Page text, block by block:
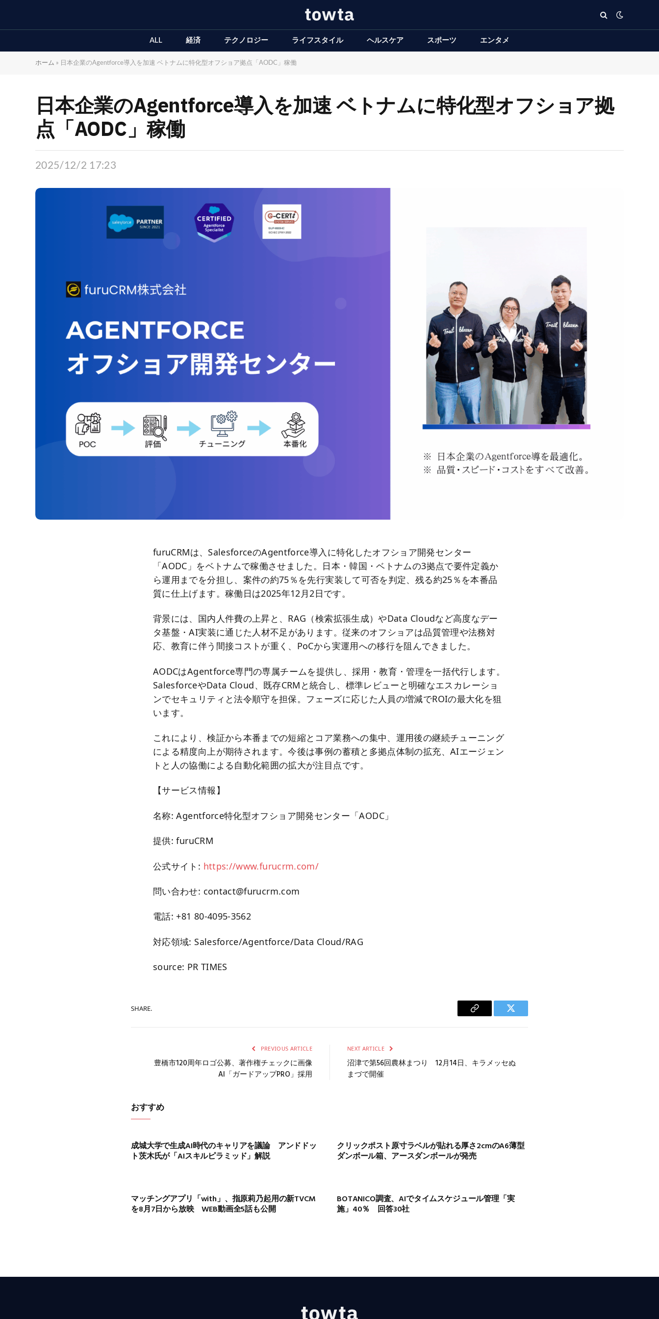
ALL 経済 テクノロジー ライフスタイル ヘルスケア スポーツ エンタメ
ホーム » 日本企業のAgentforce導入を加速 ベトナムに特化型オフショア拠点「AODC」稼働
日本企業のAgentforce導入を加速 ベトナムに特化型オフショア拠
点「AODC」稼働
2025/12/2 17:23
furuCRMは、SalesforceのAgentforce導入に特化したオフショア開発センター
「AODC」をベトナムで稼働させました。日本・韓国・ベトナムの3拠点で要件定義か
ら運用までを分担し、案件の約75％を先行実装して可否を判定、残る約25％を本番品
質に仕上げます。稼働日は2025年12月2日です。
背景には、国内人件費の上昇と、RAG（検索拡張生成）やData Cloudなど高度なデー
タ基盤・AI実装に通じた人材不足があります。従来のオフショアは品質管理や法務対
応、教育に伴う間接コストが重く、PoCから実運用への移行を阻んできました。
AODCはAgentforce専門の専属チームを提供し、採用・教育・管理を一括代行します。
SalesforceやData Cloud、既存CRMと統合し、標準レビューと明確なエスカレーショ
ンでセキュリティと法令順守を担保。フェーズに応じた人員の増減でROIの最大化を狙
います。
これにより、検証から本番までの短縮とコア業務への集中、運用後の継続チューニング
による精度向上が期待されます。今後は事例の蓄積と多拠点体制の拡充、AIエージェン
トと人の協働による自動化範囲の拡大が注目点です。
【サービス情報】
名称: Agentforce特化型オフショア開発センター「AODC」
提供: furuCRM
公式サイト: https://www.furucrm.com/
問い合わせ: contact@furucrm.com
電話: +81 80-4095-3562
対応領域: Salesforce/Agentforce/Data Cloud/RAG
source: PR TIMES
SHARE.
Copy
Twitter
PREVIOUS ARTICLE
豊橋市120周年ロゴ公募、著作権チェックに画像
AI「ガードアップPRO」採用
NEXT ARTICLE
沼津で第56回農林まつり 12月14日、キラメッセぬ
まづで開催
おすすめ
成城大学で生成AI時代のキャリアを議論 アンドドッ
ト茨木氏が「AIスキルピラミッド」解説
クリックポスト原寸ラベルが貼れる厚さ2cmのA6薄型
ダンボール箱、アースダンボールが発売
マッチングアプリ「with」、指原莉乃起用の新TVCM
を8月7日から放映 WEB動画全5話も公開
BOTANICO調査、AIでタイムスケジュール管理「実
施」40％ 回答30社